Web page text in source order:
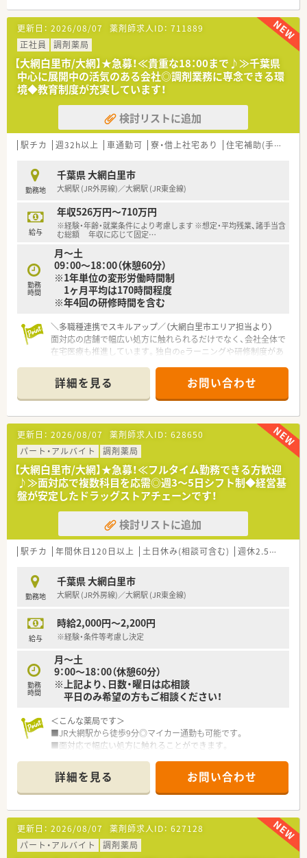
＜特徴・ポイントのご紹介＞
★薬剤師を守る独自システム
業務をサポートするために様々なシステムを独自開発していま
す。
その一つが約20年前から導入され、進化を続けている調剤シス
テム「SPITS」。
処方箋受付から一連の調剤業務を連動させ、業務効率化を図るほ
か、
調剤過誤防止機能を高め、患者様と働くスタッフを守っていま
システム改修が必要な制度変更があった場合も、迅速に対応でき
る強みを生かしていきます。
★刷新された新規採用者研修
中途入社ならではの悩みを解消し、さくら薬局グループのビジョ
ンや社内規定などをご案内。
同期入社の方との繋がりを踏まえ、『さくら薬局の薬剤師』とし
て、安心してキャリアをスタートいただくための研修です。
店舗OJT・フォローアップや通常の社内研修と絡めて中途入社専
門の体系的な研修をご用意。
安心して飛び込める体制が整備されています。
★業界トップクラスの認定薬局数と盤石化を図る組織体制
全店舗で地域連携薬局を目指している地域に根差した調剤薬局
です。
学管理や、
高い専門性が求められる特殊な調剤に対応できる専門医療機関
連携薬局も取得しています。
本社から業界動向などの情報が常に発信されており、患者様や医
療機関と信頼関係を築きやすい体制があるのも認定薬局が増え
ている理由の1つです。
★安心して働ける環境と福利厚生制度
年間休日が「126日相当時間」と業界トップクラスのさくら薬局
では産休・育休の希望取得率も100％！長く働き続けるための環
境づくりを考え、ライフステージに応じた福利厚生をご用意して
います。
また、患者さまへの想いをカタチにする「リトルチャレンジ制
度」では「現場主義」を念頭に、
地域・店舗ごとに異なる患者さまのニーズやスタッフの思いを実
現する取り組みも行っています。
入社後もひとりひとりの薬剤師像に近しい多彩なキャリアステ
ップをご用意しております。
こうした働きやすい環境づくりに力を入れている『さくら薬局グ
更新日： 2026/08/07 薬剤師求人ID： 711889
正社員
調剤薬局
【大網白里市/大網】★急募！≪貴重な18：00まで♪≫千葉県
中心に展開中の活気のある会社◎調剤業務に専念できる環
境◆教育制度が充実しています！
検討リストに追加
駅チカ 週32h以上 車通勤可 寮・借上社宅あり 住宅補助(手当)あり
勤務地
千葉県 大網白里市
大網駅 (JR外房線)／大網駅 (JR東金線)
給与
年収526万円～710万円
※経験・年齢・就業条件により考慮します ※想定・平均残業、諸手当含
む総額 年収に応じて固定…
勤務
時間
月～土
09：00～18：00（休憩60分）
※1年単位の変形労働時間制
1ヶ月平均は170時間程度
※年4回の研修時間を含む
＼多職種連携でスキルアップ／（大網白里市エリア担当より）
面対応の店舗で幅広い処方に触れられるだけでなく、会社全体で
在宅医療も推進しています。独自のeラーニングや研修制度があ
＊------------------------------------------＊
【店舗情報と応需状況について】
■大網駅から徒歩9分と通勤に便利な立地にあり、マイカー通勤
も可能なためライフスタイルに合わせた通勤方法を選べます。
■広域からの面対応で処方箋を受け付けており、1日の処方箋枚
数は20枚から30枚程度と落ち着いたペースで対応できます。
■調剤併設型のドラッグストアでありながら調剤部門は分離申
請となっているため、品出しやレジ打ちの業務はありません。
【法人特徴について】
■県内を中心に調剤店舗を約100店舗展開し、セルフメディケー
ションと在宅医療を積極的に推進している大手企業です。
■看護師やケアマネージャーなど多様な職種の従業員が在籍し
ており、職種の垣根を越えた連携で地域医療を支えています。
か、社員の65パーセントから70パーセントが県民です。
【こんな取り組みをしています】
の育児休業取得も会社を挙げて強く推奨しています。
■お子さんが小学校に入学するまで1日6時間の短時間勤務を選
■保健師や管理栄養士による健康サポートプログラムを実施し、
日頃の食事相談などを通じて社員の健康を支援しています。
詳細を見る お問い合わせ
更新日： 2026/08/07 薬剤師求人ID： 628650
パート・アルバイト
調剤薬局
【大網白里市/大網】★急募！≪フルタイム勤務できる方歓迎
♪≫面対応で複数科目を応需◎週3～5日シフト制◆経営基
盤が安定したドラッグストアチェーンです！
検討リストに追加
駅チカ 年間休日120日以上 土日休み(相談可含む) 週休2.5日以上
勤務地
千葉県 大網白里市
大網駅 (JR外房線)／大網駅 (JR東金線)
給与
時給2,000円～2,200円
※経験・条件等考慮し決定
勤務
時間
月～土
9：00～18：00（休憩60分）
※上記より、日数・曜日は応相談
平日のみ希望の方もご相談ください！
＜こんな薬局です＞
■JR大網駅から徒歩9分◎マイカー通勤も可能です。
■面対応で幅広い処方に触れることができます。
お買い物にも便利♪
<こんな会社です>
■千葉県をメインに調剤店舗を約100店舗展開。
■調剤薬局、ドラッグストア、予防事業、介護事業を展開し、セル
フメディケーションから在宅医療まで地域医療に幅広く貢献し
ています。
詳細を見る お問い合わせ
更新日： 2026/08/07 薬剤師求人ID： 627128
パート・アルバイト
調剤薬局